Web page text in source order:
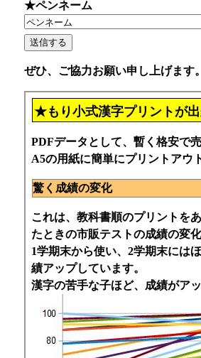
★ペンネーム
ぜひ、ご協力お願い申し上げます。